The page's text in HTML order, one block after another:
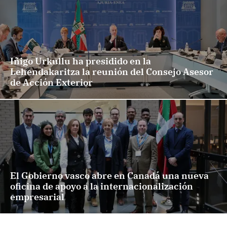
Iñigo Urkullu ha presidido en la
Lehendakaritza la reunión del Consejo Asesor
de Acción Exterior
El Gobierno vasco abre en Canadá una nueva
oficina de apoyo a la internacionalización
empresarial